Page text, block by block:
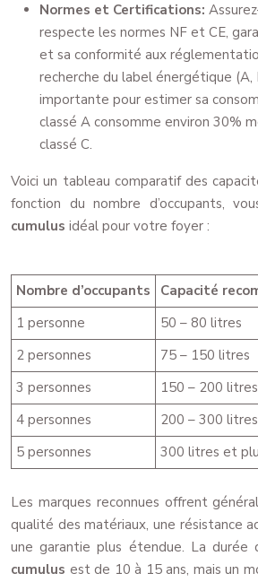
Normes et Certifications:
respecte les normes NF et CE,
et sa conformité aux
recherche du label énergétique (A,
importante pour estimer sa
classé A consomme environ 30%
classé C.
Voici un tableau comparatif des
fonction du nombre d’occupants,
cumulus idéal pour votre foyer :
Nombre d’occupants Capacité
1 personne
50 – 80 litres
2 personnes
75 – 150 litres
3 personnes
150 – 200 litres
4 personnes
200 – 300 litres
5 personnes
300 litres et
Les marques reconnues offrent
qualité des matériaux, une résistance
une garantie plus étendue. La durée
cumulus est de 10 à 15 ans, mais un